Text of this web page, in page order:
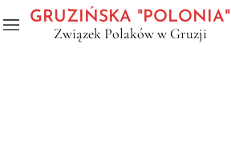
GRUZIŃSKA "POLONIA"
Związek Polaków w Gruzji